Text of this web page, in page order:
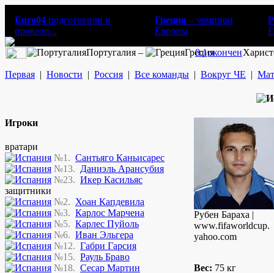
Euro04 подготовили и
провели...
Греция – чемпион
Европы
Португалия – Греция
0:1окончен
Первая | Новости | Россия | Все команды | Вокруг ЧЕ |
Игроки
вратари
№1. Сантьяго Каньисарес
№13. Даниэль Арансубия
№23. Икер Касильяс
защитники
№2. Хоан Капдевила
№3. Карлос Марчена
№5. Карлес Пуйоль
№6. Иван Эльгера
№12. Габри Гарсия
№15. Рауль Браво
№18. Сесар Мартин
Рубен Бараха |
www.fifaworldcup.
yahoo.com
Вес: 75 кг